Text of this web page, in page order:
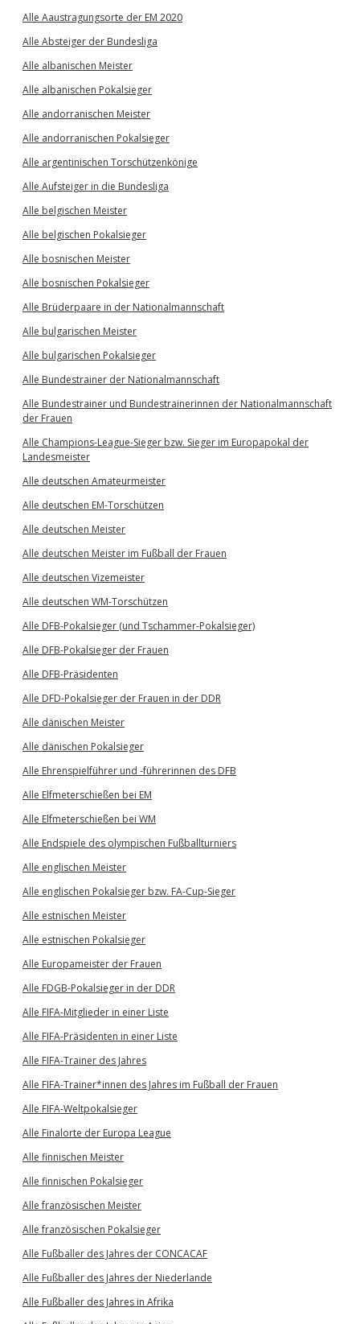
Alle Aaustragungsorte der EM 2020
Alle Absteiger der Bundesliga
Alle albanischen Meister
Alle albanischen Pokalsieger
Alle andorranischen Meister
Alle andorranischen Pokalsieger
Alle argentinischen Torschützenkönige
Alle Aufsteiger in die Bundesliga
Alle belgischen Meister
Alle belgischen Pokalsieger
Alle bosnischen Meister
Alle bosnischen Pokalsieger
Alle Brüderpaare in der Nationalmannschaft
Alle bulgarischen Meister
Alle bulgarischen Pokalsieger
Alle Bundestrainer der Nationalmannschaft
Alle Bundestrainer und Bundestrainerinnen der Nationalmannschaft
der Frauen
Alle Champions-League-Sieger bzw. Sieger im Europapokal der
Landesmeister
Alle deutschen Amateurmeister
Alle deutschen EM-Torschützen
Alle deutschen Meister
Alle deutschen Meister im Fußball der Frauen
Alle deutschen Vizemeister
Alle deutschen WM-Torschützen
Alle DFB-Pokalsieger (und Tschammer-Pokalsieger)
Alle DFB-Pokalsieger der Frauen
Alle DFB-Präsidenten
Alle DFD-Pokalsieger der Frauen in der DDR
Alle dänischen Meister
Alle dänischen Pokalsieger
Alle Ehrenspielführer und -führerinnen des DFB
Alle Elfmeterschießen bei EM
Alle Elfmeterschießen bei WM
Alle Endspiele des olympischen Fußballturniers
Alle englischen Meister
Alle englischen Pokalsieger bzw. FA-Cup-Sieger
Alle estnischen Meister
Alle estnischen Pokalsieger
Alle Europameister der Frauen
Alle FDGB-Pokalsieger in der DDR
Alle FIFA-Mitglieder in einer Liste
Alle FIFA-Präsidenten in einer Liste
Alle FIFA-Trainer des Jahres
Alle FIFA-Trainer*innen des Jahres im Fußball der Frauen
Alle FIFA-Weltpokalsieger
Alle Finalorte der Europa League
Alle finnischen Meister
Alle finnischen Pokalsieger
Alle französischen Meister
Alle französischen Pokalsieger
Alle Fußballer des Jahres der CONCACAF
Alle Fußballer des Jahres der Niederlande
Alle Fußballer des Jahres in Afrika